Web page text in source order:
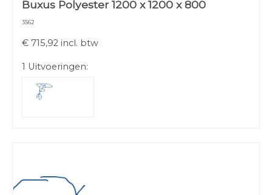
Buxus Polyester 1200 x 1200 x 800
3562
€ 715,92 incl. btw
1 Uitvoeringen: